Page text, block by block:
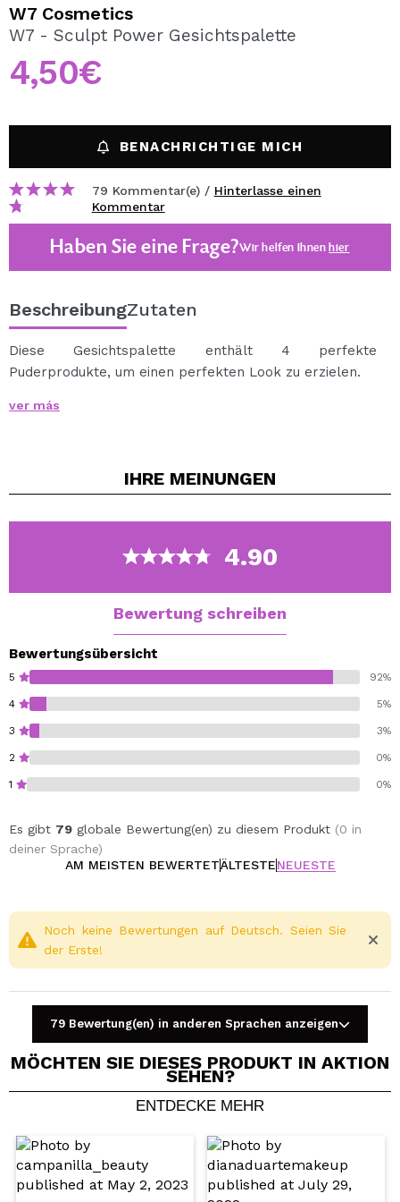
REGISTRIEREN
Durch die Erstellung eines Kontos bei Maquillalia.de
können Sie Ihre Einkäufe schnell tätigen, den Status Ihrer
W7 Cosmetics
W7 - Sculpt Power Gesichtspalette
4,50€
BENACHRICHTIGE MICH
79 Kommentar(e) / Hinterlasse einen
Kommentar
Haben Sie eine Frage?Wir helfen Ihnenhier
BeschreibungZutaten
Diese Gesichtspalette enthält 4 perfekte
Puderprodukte, um einen perfekten Look zu erzielen.
Illuminator.
ver más
IHRE MEINUNGEN
4.90
Bewertung schreiben
Bewertungsübersicht
5 92%
4 5%
3 3%
2 0%
1 0%
Es gibt 79 globale Bewertung(en) zu diesem Produkt (0 in
deiner Sprache)
AM MEISTEN BEWERTETÄLTESTENEUESTE
Ein Video oder Foto teilen
Dein Video könnte das erste sein. Stell es dir vor...
Würden Sie diesen Kauf empfehlen? Ja Nein
Noch keine Bewertungen auf Deutsch. Seien Sie
der Erste!
79 Bewertung(en) in anderen Sprachen anzeigen
MÖCHTEN SIE DIESES PRODUKT IN AKTION
SEHEN?
ENTDECKE MEHR